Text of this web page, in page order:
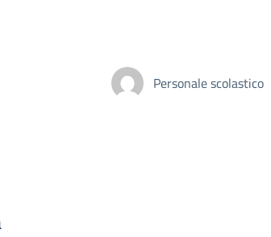
Personale scolastico